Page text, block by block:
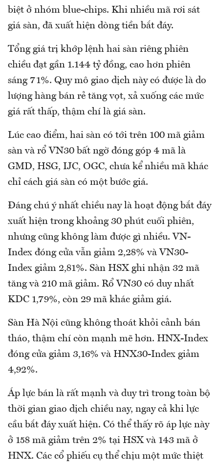
biệt ở nhóm blue-chips. Khi nhiều mã rơi sát
giá sàn, đã xuất hiện dòng tiền bắt đáy.
Tổng giá trị khớp lệnh hai sàn riêng phiên
chiều đạt gần 1.144 tỷ đồng, cao hơn phiên
sáng 71%. Quy mô giao dịch này có được là do
lượng hàng bán rẻ tăng vọt, xả xuống các mức
giá rất thấp, thậm chí là giá sàn.
Lúc cao điểm, hai sàn có tới trên 100 mã giảm
sàn và rổ VN30 bất ngờ đóng góp 4 mã là
GMD, HSG, IJC, OGC, chưa kể nhiều mã khác
chỉ cách giá sàn có một bước giá.
Đáng chú ý nhất chiều nay là hoạt động bắt đáy
xuất hiện trong khoảng 30 phút cuối phiên,
nhưng cũng không làm được gì nhiều. VN-
Index đóng cửa vẫn giảm 2,28% và VN30-
Index giảm 2,81%. Sàn HSX ghi nhận 32 mã
tăng và 210 mã giảm. Rổ VN30 có duy nhất
KDC 1,79%, còn 29 mã khác giảm giá.
Sàn Hà Nội cũng không thoát khỏi cảnh bán
tháo, thậm chí còn mạnh mẽ hơn. HNX-Index
đóng cửa giảm 3,16% và HNX30-Index giảm
4,92%.
Áp lực bán là rất mạnh và duy trì trong toàn bộ
thời gian giao dịch chiều nay, ngay cả khi lực
cầu bắt đáy xuất hiện. Có thể thấy rõ áp lực này
ở 158 mã giảm trên 2% tại HSX và 143 mã ở
HNX. Các cổ phiếu cụ thể chịu một mức thiệt